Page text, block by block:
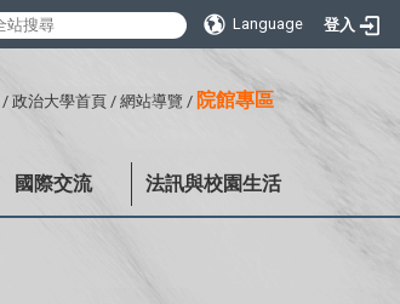
Language 登入
/ 政治大學首頁 / 網站導覽 / 院館專區
國際交流 法訊與校園生活